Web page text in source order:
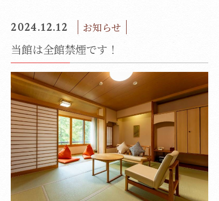
2024.12.12 お知らせ
当館は全館禁煙です！